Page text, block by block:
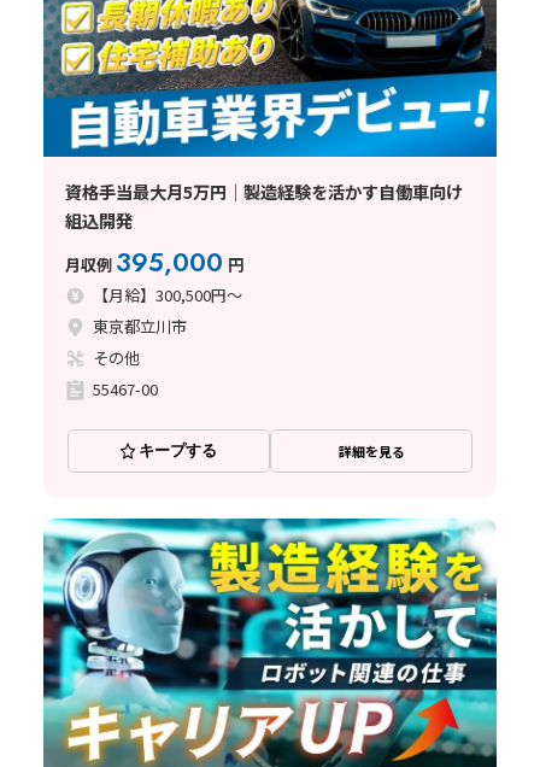
資格手当最大月5万円｜製造経験を活かす自働車向け
組込開発
月収例 395,000 円
【月給】300,500円～
東京都立川市
その他
55467-00
キープする 詳細を見る